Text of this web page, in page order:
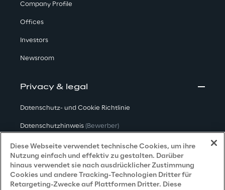
Company Profile
Offices
Investors
Newsroom
Privacy & legal
Datenschutz- und Cookie Richtlinie
Datenschutzhinweis (Bewerber)
Datenschutzhinweis(Kunden)
Datenschutzhinweis (Dienstleister)
Datenschutzhinweis (Marketing)
Diese Webseite verwendet technische Cookies, um ihre
Nutzung einfach und effektiv zu gestalten. Darüber
hinaus verwendet sie nach ausdrücklicher Zustimmung
Cookies und andere Tracking-Technologien Dritter für
Retargeting-Zwecke auf Plattformen Dritter. Diese